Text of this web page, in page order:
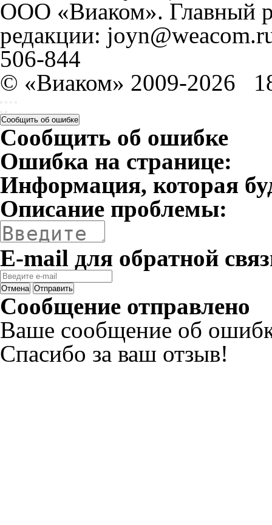
ООО «Виаком». Главный
редакции:
506-844
© «Виаком» 2009-2026
Сообщить об ошибке
Сообщить об ошибке
Ошибка на странице:
Информация, которая
Описание проблемы:
E-mail для обратной
Отмена Отправить
Сообщение отправлено
Ваше сообщение об
Спасибо за ваш отзыв!